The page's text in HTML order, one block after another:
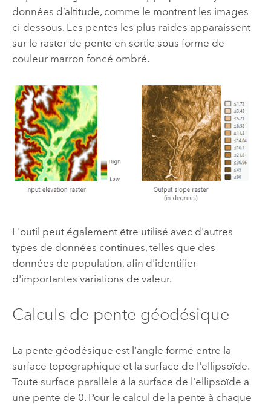
données d’altitude, comme le montrent les images
ci-dessous. Les pentes les plus raides apparaissent
sur le raster de pente en sortie sous forme de
couleur marron foncé ombré.
L'outil peut également être utilisé avec d'autres
types de données continues, telles que des
données de population, afin d'identifier
d'importantes variations de valeur.
Calculs de pente géodésique
La pente géodésique est l'angle formé entre la
surface topographique et la surface de l'ellipsoïde.
Toute surface parallèle à la surface de l'ellipsoïde a
une pente de 0. Pour le calcul de la pente à chaque